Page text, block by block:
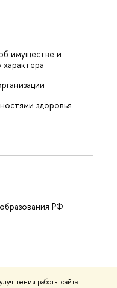
работы сайта
имуществе и
характера
здоровья
РФ